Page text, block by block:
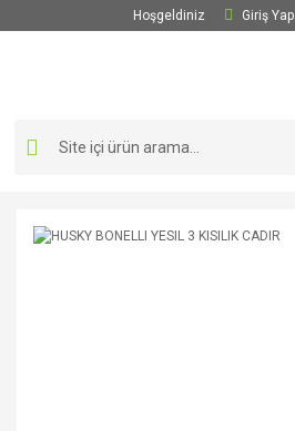
Hoşgeldiniz Giriş Yap